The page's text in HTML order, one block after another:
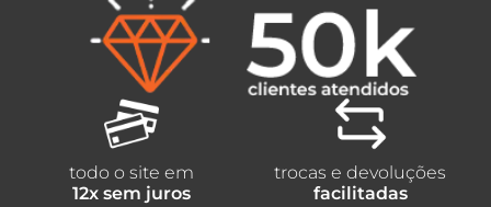
todo o site em
12x sem juros
trocas e devoluções
facilitadas